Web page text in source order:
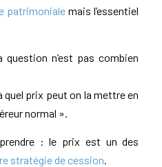
patrimoniale mais l’essentiel
n’est pas combien
quel prix peut on la mettre en
normal ».
: le prix est un des
stratégie de cession